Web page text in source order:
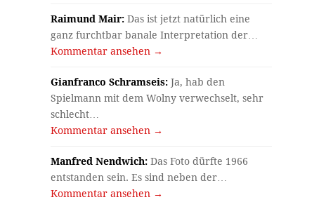
Raimund Mair: Das ist jetzt natürlich eine
ganz furchtbar banale Interpretation der…
Kommentar ansehen →
Gianfranco Schramseis: Ja, hab den
Spielmann mit dem Wolny verwechselt, sehr
schlecht…
Kommentar ansehen →
Manfred Nendwich: Das Foto dürfte 1966
entstanden sein. Es sind neben der…
Kommentar ansehen →